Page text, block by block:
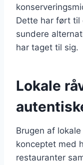
Dette har ført til
sundere
har taget til sig.
Lokale
Brugen af
konceptet med
restauranter